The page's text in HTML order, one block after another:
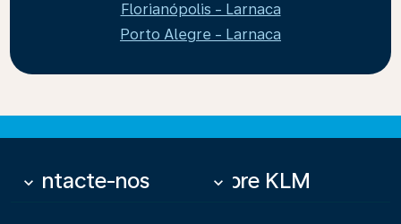
Florianópolis - Larnaca
Porto Alegre - Larnaca
Contacte-nos
keyboard_arrow_down Sobre KLM
keyboard_arrow_down